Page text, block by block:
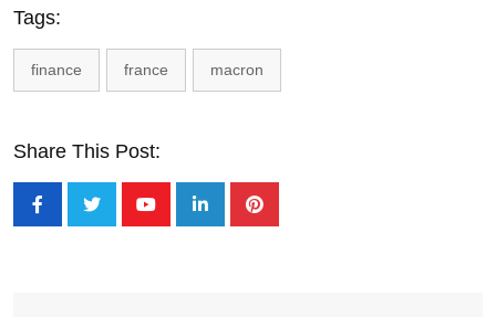
Tags:
finance france macron
Share This Post: